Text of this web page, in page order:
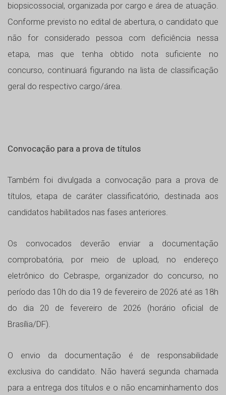
biopsicossocial, organizada por cargo e área de atuação.
Conforme previsto no edital de abertura, o candidato que
não for considerado pessoa com deficiência nessa
etapa, mas que tenha obtido nota suficiente no
concurso, continuará figurando na lista de classificação
geral do respectivo cargo/área.
Convocação para a prova de títulos
Também foi divulgada a convocação para a prova de
títulos, etapa de caráter classificatório, destinada aos
candidatos habilitados nas fases anteriores.
Os convocados deverão enviar a documentação
comprobatória, por meio de upload, no endereço
eletrônico do Cebraspe, organizador do concurso, no
período das 10h do dia 19 de fevereiro de 2026 até as 18h
do dia 20 de fevereiro de 2026 (horário oficial de
Brasília/DF).
O envio da documentação é de responsabilidade
exclusiva do candidato. Não haverá segunda chamada
para a entrega dos títulos e o não encaminhamento dos